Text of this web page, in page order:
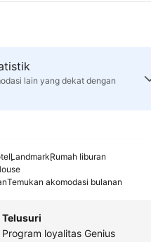
lain yang dekat dengan
LandmarkRumah liburan
Temukan akomodasi bulanan
Telusuri
Program loyalitas Genius